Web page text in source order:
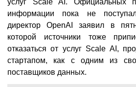
информации пока не
директор OpenAI заявил в
которой источники тоже
отказаться от услуг Scale AI,
стартапом, как с одним из
поставщиков данных.